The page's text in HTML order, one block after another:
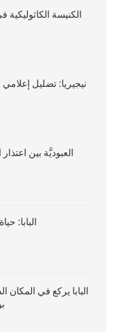
الكنيسة الكاثوليكية
نيجيريا: تضليل
العبوديَّة بين
البابا:
البابا يركع في المكان